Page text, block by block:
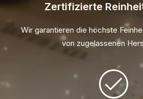
Zertifizierte
Wir garantieren die höchste
von zugelassenen